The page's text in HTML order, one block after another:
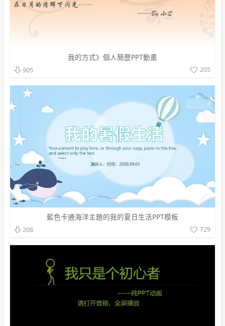
我的方式》個人簡歷PPT動畫
905 205
藍色卡通海洋主題的我的夏日生活PPT模板
208 729